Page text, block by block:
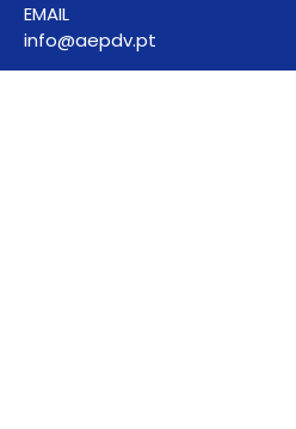
EMAIL
info@aepdv.pt